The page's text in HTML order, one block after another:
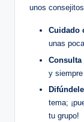
unos
Cuidado
unas
y
tema;
tu grupo!